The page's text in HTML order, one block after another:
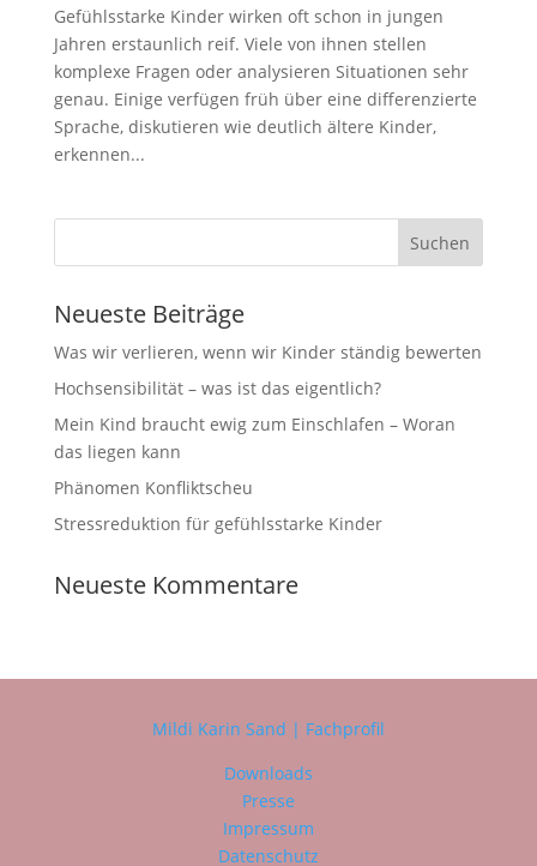
Gefühlsstarke Kinder wirken oft schon in jungen
Jahren erstaunlich reif. Viele von ihnen stellen
komplexe Fragen oder analysieren Situationen sehr
genau. Einige verfügen früh über eine differenzierte
Sprache, diskutieren wie deutlich ältere Kinder,
erkennen...
Neueste Beiträge
Was wir verlieren, wenn wir Kinder ständig bewerten
Hochsensibilität – was ist das eigentlich?
Mein Kind braucht ewig zum Einschlafen – Woran
das liegen kann
Phänomen Konfliktscheu
Stressreduktion für gefühlsstarke Kinder
Neueste Kommentare
Mildi Karin Sand | Fachprofil
Downloads
Presse
Impressum
Datenschutz